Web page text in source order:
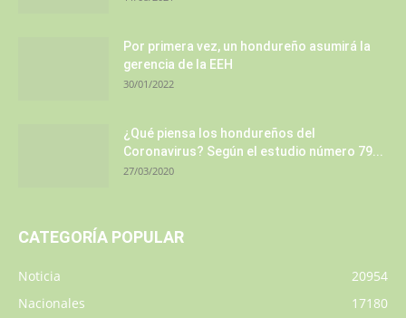
Por primera vez, un hondureño asumirá la
gerencia de la EEH
30/01/2022
¿Qué piensa los hondureños del
Coronavirus? Según el estudio número 79...
27/03/2020
CATEGORÍA POPULAR
Noticia
20954
Nacionales
17180